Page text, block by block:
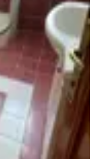
·04.08.2026